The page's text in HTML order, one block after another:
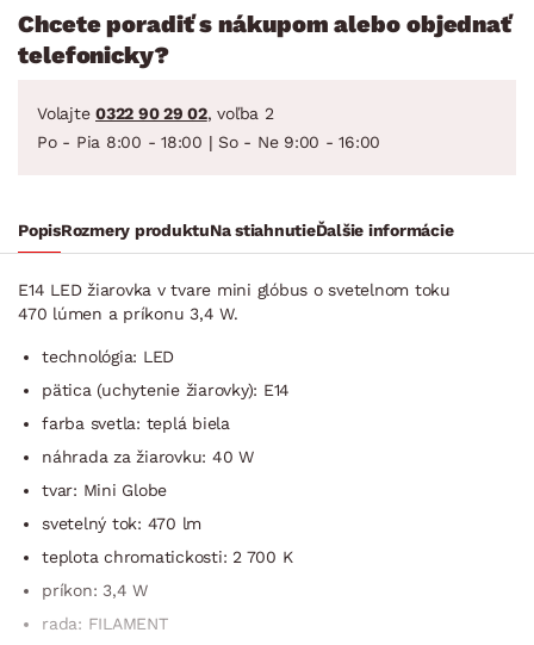
Chcete poradiť s nákupom alebo objednať
telefonicky?
Volajte 0322 90 29 02, voľba 2
Po - Pia 8:00 - 18:00 | So - Ne 9:00 - 16:00
PopisRozmery produktuNa stiahnutieĎalšie informácie
E14 LED žiarovka v tvare mini glóbus o svetelnom toku
470 lúmen a príkonu 3,4 W.
technológia: LED
pätica (uchytenie žiarovky): E14
farba svetla: teplá biela
náhrada za žiarovku: 40 W
tvar: Mini Globe
svetelný tok: 470 lm
teplota chromatickosti: 2 700 K
príkon: 3,4 W
rada: FILAMENT